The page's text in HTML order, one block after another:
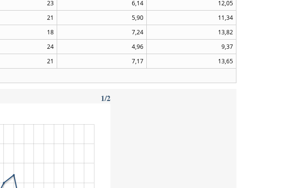
23 6,14
12,05
21 5,90
11,34
18 7,24
13,82
24 4,96
9,37
21 7,17
13,65